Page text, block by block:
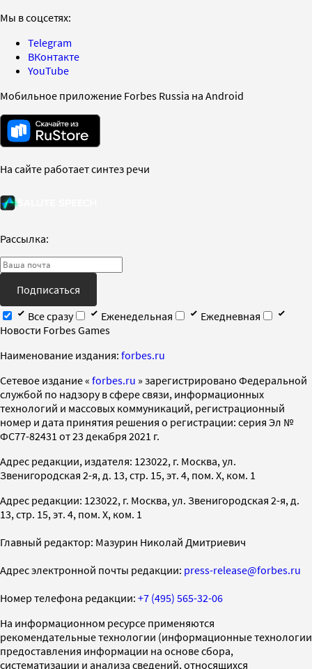
Мы в соцсетях:
Telegram
ВКонтакте
YouTube
Мобильное приложение Forbes Russia на Android
На сайте работает синтез речи
Рассылка:
Подписаться
Все сразу
Еженедельная
Ежедневная
Новости Forbes Games
Наименование издания: forbes.ru
Cетевое издание « forbes.ru » зарегистрировано Федеральной
службой по надзору в сфере связи, информационных
технологий и массовых коммуникаций, регистрационный
номер и дата принятия решения о регистрации: серия Эл №
ФС77-82431 от 23 декабря 2021 г.
Адрес редакции, издателя: 123022, г. Москва, ул.
Звенигородская 2-я, д. 13, стр. 15, эт. 4, пом. X, ком. 1
Адрес редакции: 123022, г. Москва, ул. Звенигородская 2-я, д.
13, стр. 15, эт. 4, пом. X, ком. 1
Главный редактор: Мазурин Николай Дмитриевич
Адрес электронной почты редакции: press-release@forbes.ru
Номер телефона редакции: +7 (495) 565-32-06
На информационном ресурсе применяются
рекомендательные технологии (информационные технологии
предоставления информации на основе сбора,
систематизации и анализа сведений, относящихся